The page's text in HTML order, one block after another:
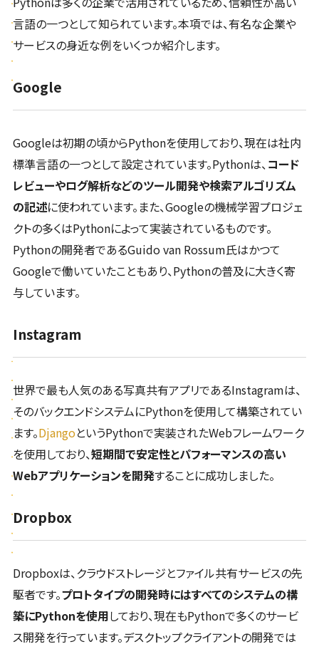
言語の一つとして知られています。本項では、有名な企業や
サービスの身近な例をいくつか紹介します。
Google
Googleは初期の頃からPythonを使用しており、現在は社内
標準言語の一つとして設定されています。Pythonは、コード
レビューやログ解析などのツール開発や検索アルゴリズム
の記述に使われています。また、Googleの機械学習プロジェ
クトの多くはPythonによって実装されているものです。
Pythonの開発者であるGuido van Rossum氏はかつて
Googleで働いていたこともあり、Pythonの普及に大きく寄
与しています。
Instagram
世界で最も人気のある写真共有アプリであるInstagramは、
そのバックエンドシステムにPythonを使用して構築されてい
ます。DjangoというPythonで実装されたWebフレームワーク
を使用しており、短期間で安定性とパフォーマンスの高い
Webアプリケーションを開発することに成功しました。
Dropbox
Dropboxは、クラウドストレージとファイル共有サービスの先
駆者です。プロトタイプの開発時にはすべてのシステムの構
築にPythonを使用しており、現在もPythonで多くのサービ
ス開発を行っています。デスクトップクライアントの開発では